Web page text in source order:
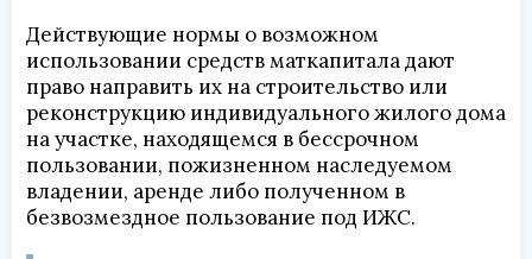
Действующие нормы о возможном
использовании средств маткапитала дают
право направить их на строительство или
реконструкцию индивидуального жилого дома
на участке, находящемся в бессрочном
пользовании, пожизненном наследуемом
владении, аренде либо полученном в
безвозмездное пользование под ИЖС.